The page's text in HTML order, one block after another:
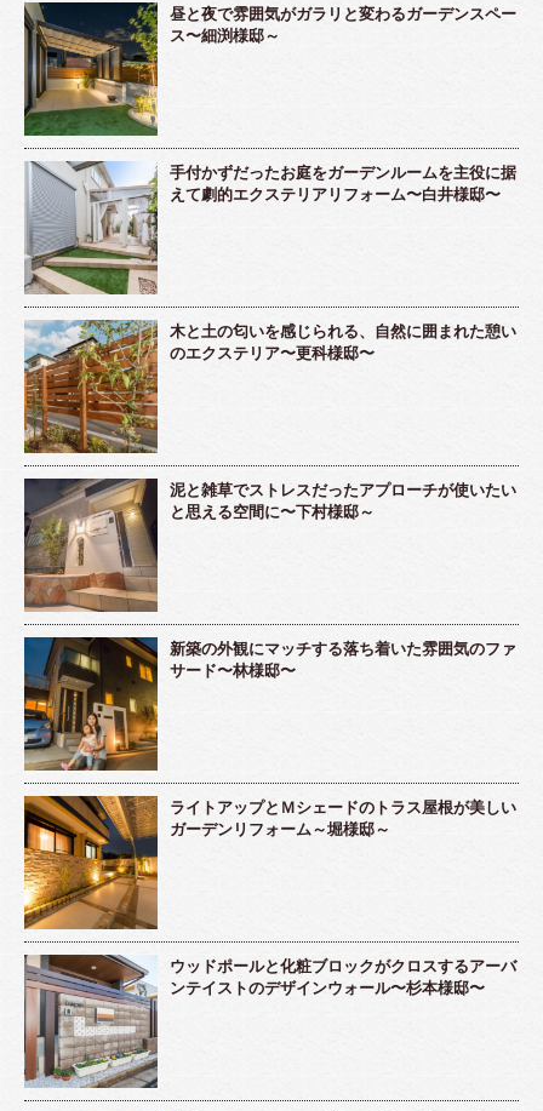
昼と夜で雰囲気がガラリと変わるガーデンスペー
ス〜細渕様邸～
手付かずだったお庭をガーデンルームを主役に据
えて劇的エクステリアリフォーム〜白井様邸〜
木と土の匂いを感じられる、自然に囲まれた憩い
のエクステリア〜更科様邸〜
泥と雑草でストレスだったアプローチが使いたい
と思える空間に〜下村様邸～
新築の外観にマッチする落ち着いた雰囲気のファ
サード〜林様邸〜
ライトアップとＭシェードのトラス屋根が美しい
ガーデンリフォーム～堀様邸～
ウッドポールと化粧ブロックがクロスするアーバ
ンテイストのデザインウォール〜杉本様邸〜